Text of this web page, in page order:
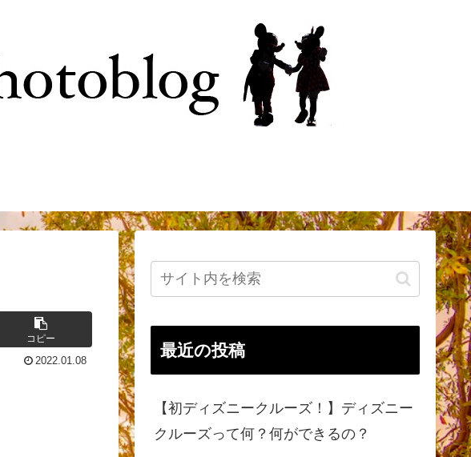
コピー
2022.01.08
最近の投稿
【初ディズニークルーズ！】ディズニー
クルーズって何？何ができるの？